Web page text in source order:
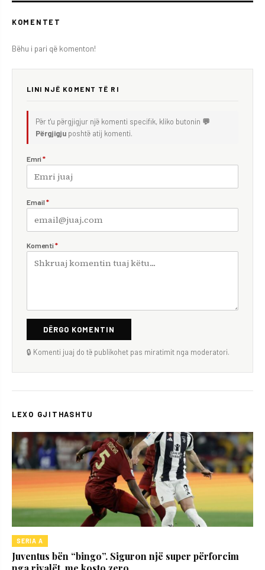
KOMENTET
Bëhu i pari që komenton!
LINI NJË KOMENT TË RI
Për t'u përgjigjur një komenti specifik, kliko butonin 💬
Përgjigju poshtë atij komenti.
Emri *
Email *
Komenti *
DËRGO KOMENTIN
🔒 Komenti juaj do të publikohet pas miratimit nga moderatori.
LEXO GJITHASHTU
SERIA A
Juventus bën “bingo”. Siguron një super përforcim